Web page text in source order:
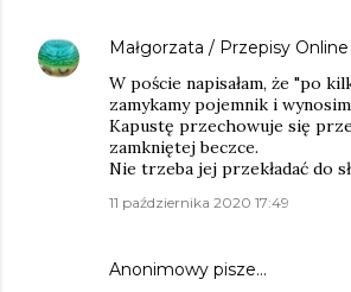
Małgorzata / Przepisy Online
W poście napisałam, że "po
zamykamy pojemnik i
Kapustę przechowuje się
zamkniętej beczce.
Nie trzeba jej przekładać do
11 października 2020 17:49
Anonimowy pisze…